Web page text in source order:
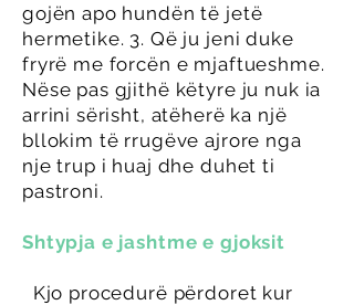
gojën apo hundën të jetë
hermetike. 3. Që ju jeni duke
fryrë me forcën e mjaftueshme.
Nëse pas gjithë këtyre ju nuk ia
arrini sërisht, atëherë ka një
bllokim të rrugëve ajrore nga
nje trup i huaj dhe duhet ti
pastroni.
Shtypja e jashtme e gjoksit
Kjo procedurë përdoret kur